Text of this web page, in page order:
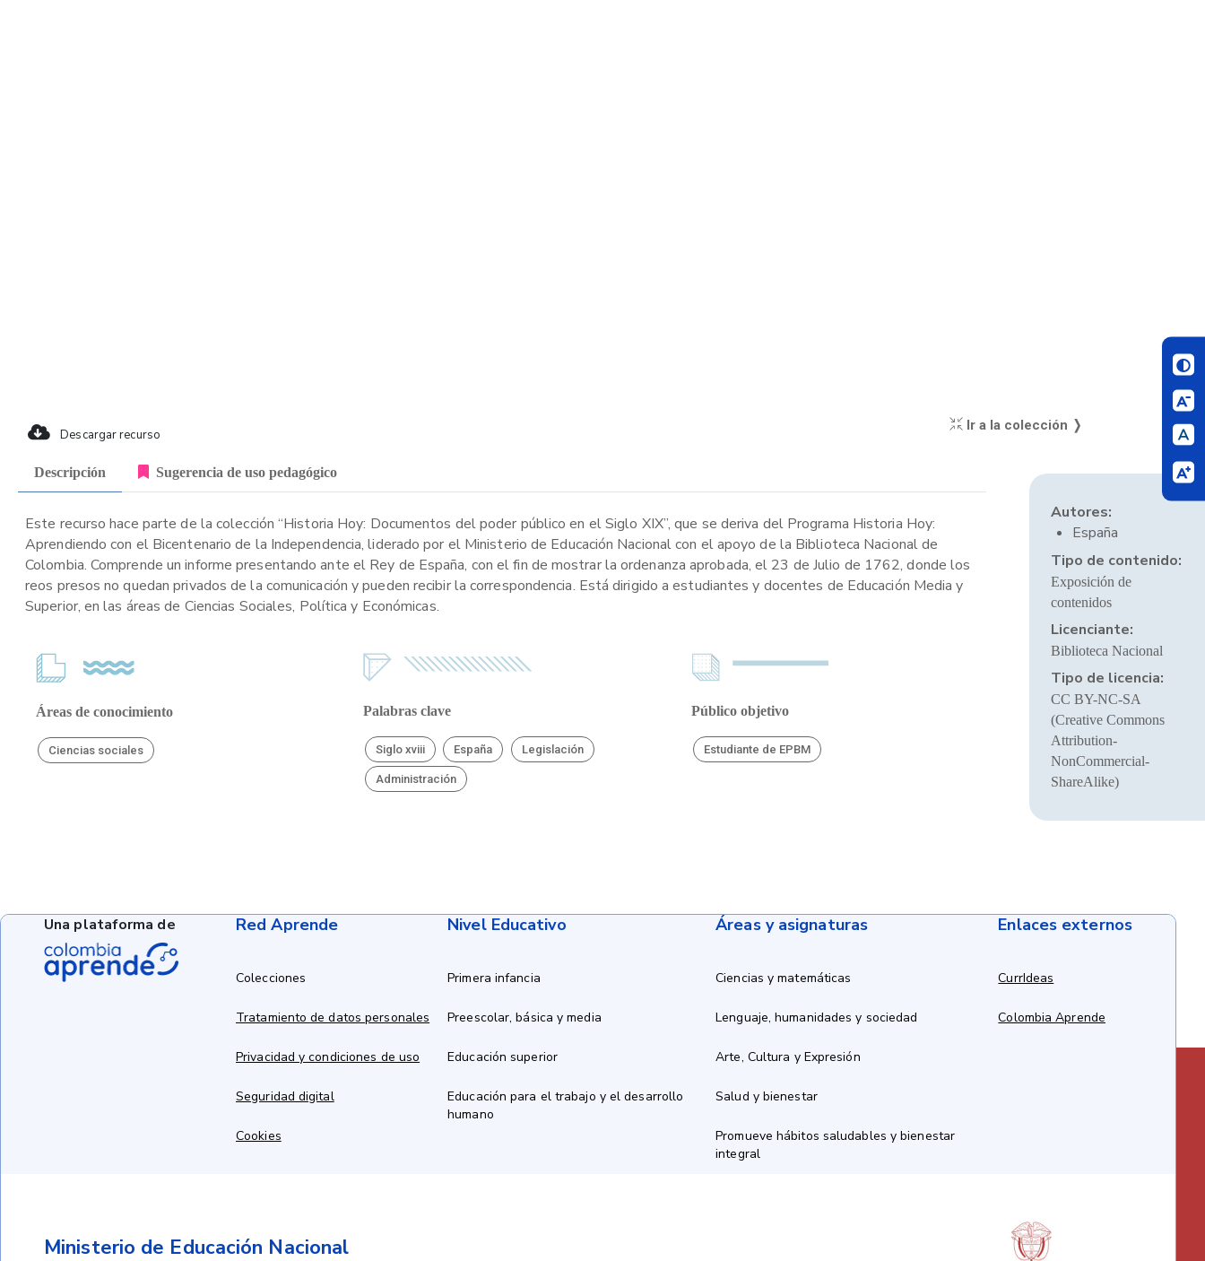
Descargar recurso
Ir a la colección ❭
Descripción Sugerencia de uso pedagógico
Este recurso hace parte de la colección “Historia Hoy: Documentos del poder público en el Siglo XIX”, que se deriva del Programa Historia Hoy:
Aprendiendo con el Bicentenario de la Independencia, liderado por el Ministerio de Educación Nacional con el apoyo de la Biblioteca Nacional de
Colombia. Comprende un informe presentando ante el Rey de España, con el fin de mostrar la ordenanza aprobada, el 23 de Julio de 1762, donde los
reos presos no quedan privados de la comunicación y pueden recibir la correspondencia. Está dirigido a estudiantes y docentes de Educación Media y
Superior, en las áreas de Ciencias Sociales, Política y Económicas.
Áreas de conocimiento
Ciencias sociales
Palabras clave
Siglo xviii España Legislación
Administración
Público objetivo
Estudiante de EPBM
Autores:
España
Tipo de contenido:
Exposición de
contenidos
Licenciante:
Biblioteca Nacional
Tipo de licencia:
CC BY-NC-SA
(Creative Commons
Attribution-
NonCommercial-
ShareAlike)
Red Aprende
Colecciones
Tratamiento de datos personales
Privacidad y condiciones de uso
Seguridad digital
Cookies
Nivel Educativo
Primera infancia
Preescolar, básica y media
Educación superior
Educación para el trabajo y el desarrollo
humano
Áreas y asignaturas
Ciencias y matemáticas
Lenguaje, humanidades y sociedad
Arte, Cultura y Expresión
Salud y bienestar
Promueve hábitos saludables y bienestar
integral
Enlaces externos
CurrIdeas
Colombia Aprende
Ministerio de Educación Nacional
Una plataforma de